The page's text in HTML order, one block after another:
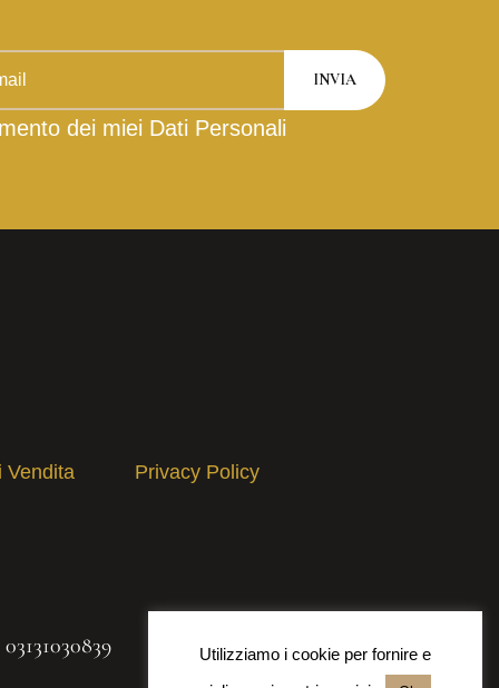
dei miei Dati Personali
Vendita Privacy Policy
Utilizziamo i cookie per fornire e